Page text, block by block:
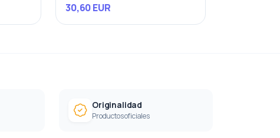
30,60 EUR
Originalidad
Productos oficiales